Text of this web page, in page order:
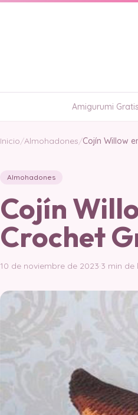
Amigurumi Gratis
Inicio/Almohadones/Cojín Willow
Almohadones
Cojín
Crochet
10 de noviembre de 2023·3 min de